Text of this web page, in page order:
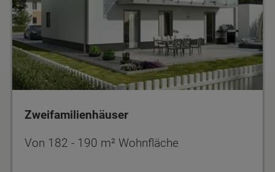
Zweifamilienhäuser
Von 182 - 190 m² Wohnfläche